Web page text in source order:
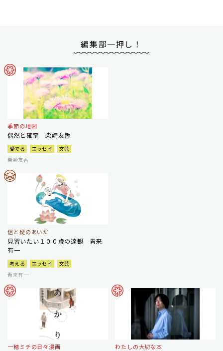
編集部一押し！
季節の地図
偶然と確率 柴崎友香
愛でる エッセイ
文芸
柴崎友香
信と疑のあいだ
見習いたい１００歳の達観 青来
有一
考える エッセイ
文芸
青来有一
一穂ミチの日々漫画 わたしの大切な本